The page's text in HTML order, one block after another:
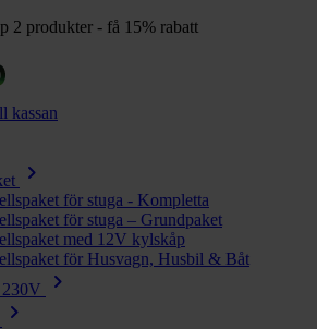
2 produkter - få 15% rabatt
kassan
chevron_right
för stuga - Kompletta
för stuga – Grundpaket
med 12V kylskåp
för Husvagn, Husbil & Båt
chevron_right
chevron_right